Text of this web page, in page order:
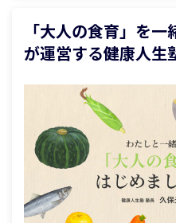
「大人の食育」を
が運営する健康人生